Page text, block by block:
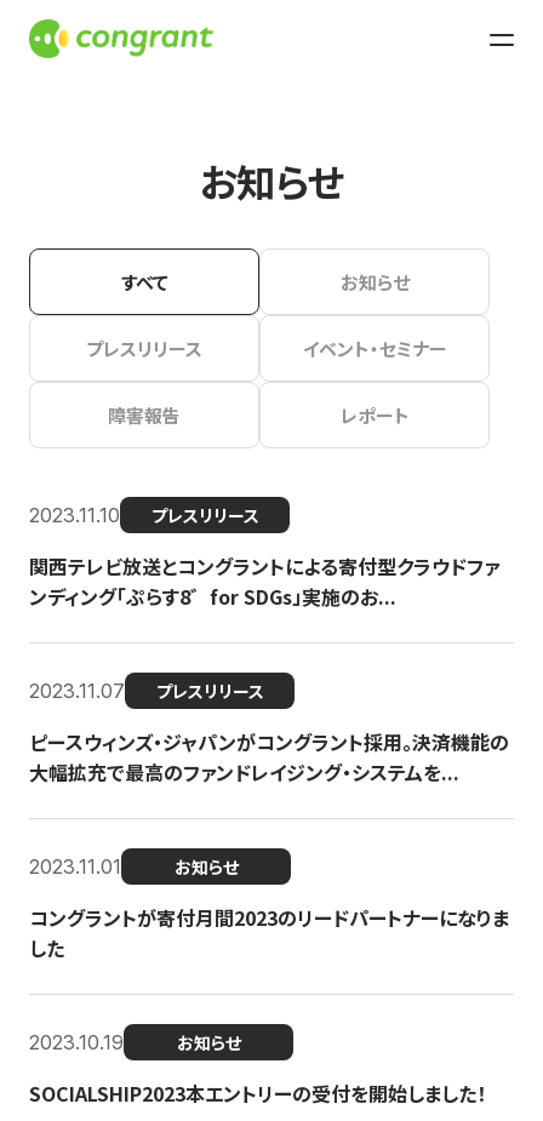
お知らせ
すべて お知らせ
プレスリリース イベント・セミナー
障害報告 レポート
2023.11.10 プレスリリース
関西テレビ放送とコングラントによる寄付型クラウドファ
ンディング「ぷらす8゛for SDGs」実施のお...
2023.11.07 プレスリリース
ピースウィンズ・ジャパンがコングラント採用。決済機能の
大幅拡充で最高のファンドレイジング・システムを...
2023.11.01 お知らせ
コングラントが寄付月間2023のリードパートナーになりま
した
2023.10.19 お知らせ
SOCIALSHIP2023本エントリーの受付を開始しました！